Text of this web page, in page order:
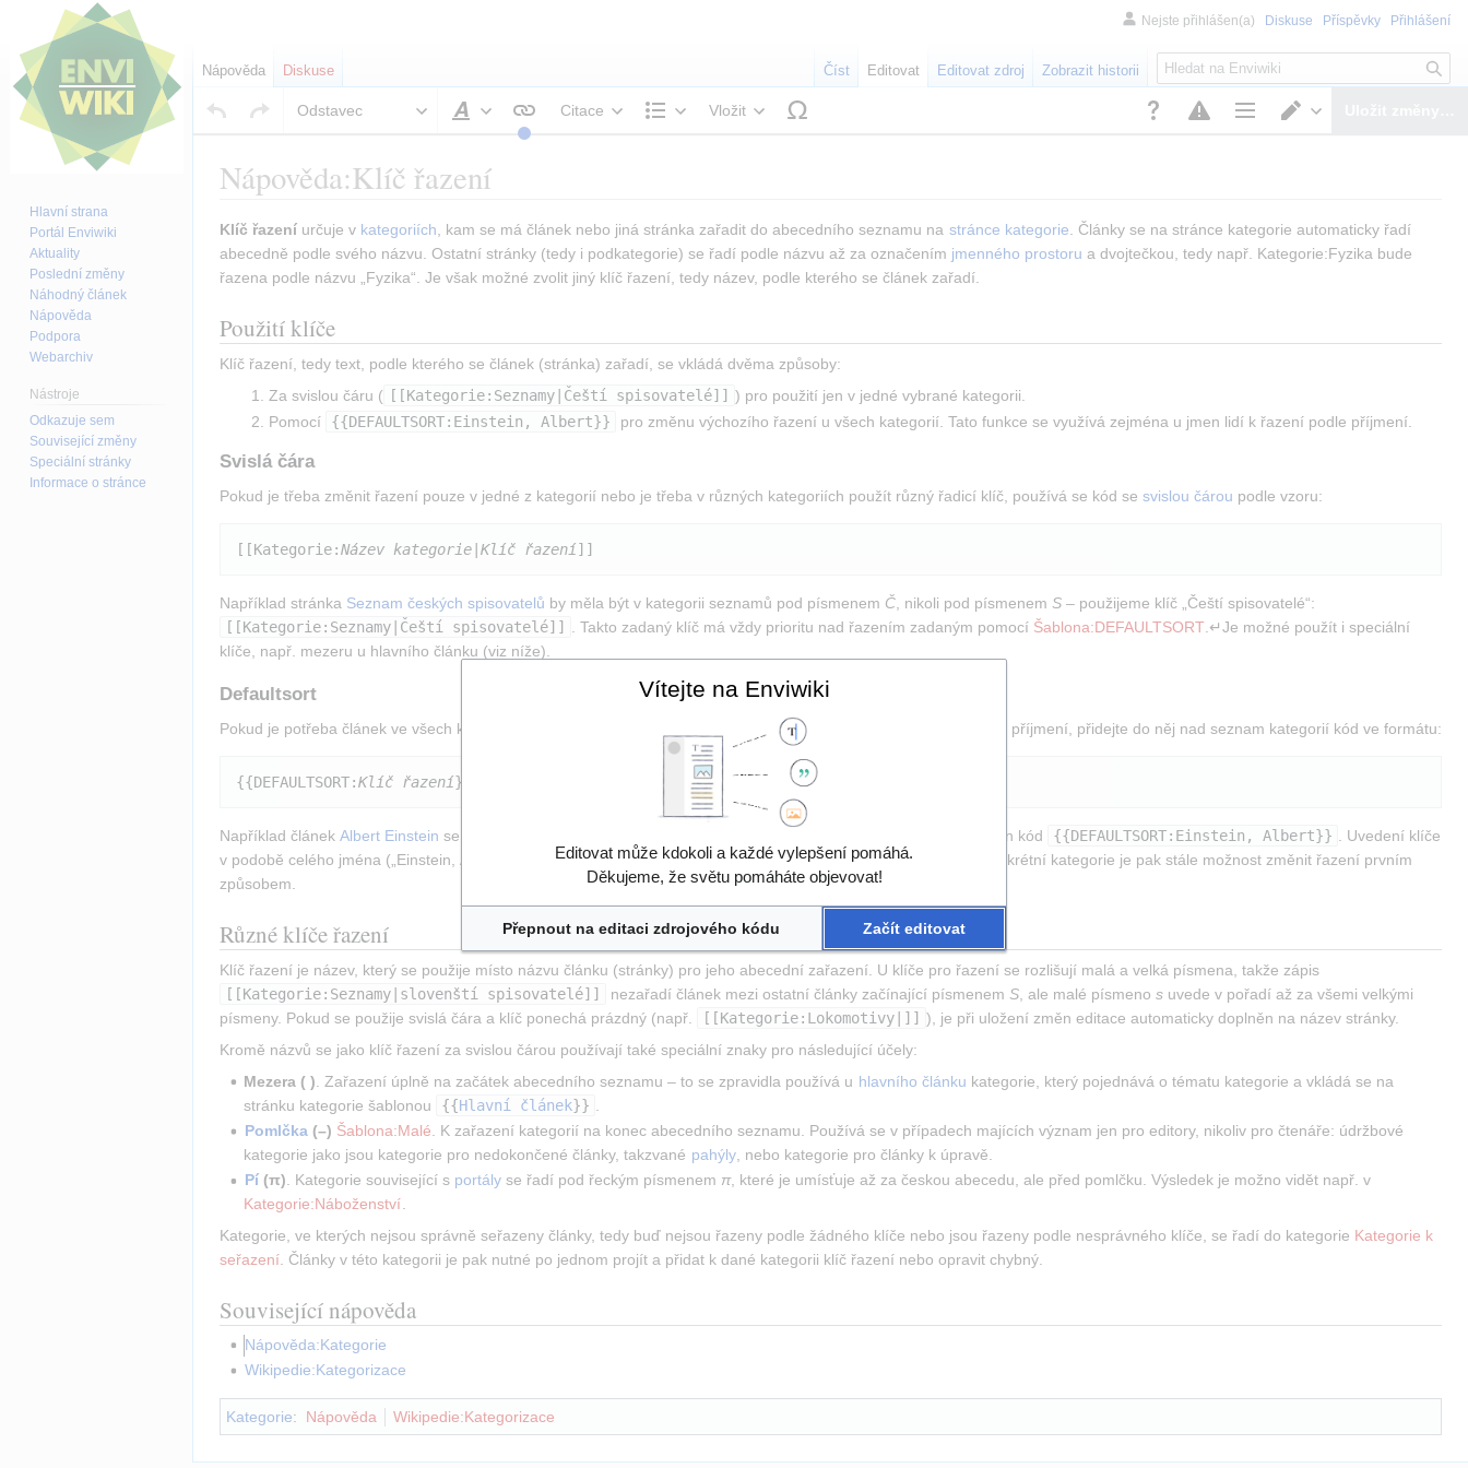
Odstavec
Styl textu
Citace
Vložit
Nápověda:Klíč řazení
Skočit
na
navigaci
Skočit
na
vyhledávání
Klíč řazení určuje v kategoriích, kam se má článek nebo jiná stránka zařadit do abecedního seznamu na stránce kategorie. Články se na stránce kategorie automaticky řadí
abecedně podle svého názvu. Ostatní stránky (tedy i podkategorie) se řadí podle názvu až za označením jmenného prostoru a dvojtečkou, tedy např. Kategorie:Fyzika bude
řazena podle názvu „Fyzika“. Je však možné zvolit jiný klíč řazení, tedy název, podle kterého se článek zařadí.
Použití klíče
Klíč řazení, tedy text, podle kterého se článek (stránka) zařadí, se vkládá dvěma způsoby:
Za svislou čáru (
[[Kategorie:Seznamy|Čeští spisovatelé]] ) pro použití jen v jedné vybrané kategorii.
Pomocí
{{DEFAULTSORT:Einstein, Albert}} pro změnu výchozího řazení u všech kategorií. Tato funkce se využívá zejména u jmen lidí k řazení podle příjmení.
Svislá čára
Pokud je třeba změnit řazení pouze v jedné z kategorií nebo je třeba v různých kategoriích použít různý řadicí klíč, používá se kód se svislou čárou podle vzoru:
[[Kategorie:Název kategorie Klíč řazení]]
Například stránka Seznam českých spisovatelů by měla být v kategorii seznamů pod písmenem Č, nikoli pod písmenem S
[[Kategorie:Seznamy|Čeští spisovatelé]]
. Takto zadaný klíč má vždy prioritu nad řazením zadaným pomocí Šablona:DEFAULTSORT.↵Je možné použít i speciální
klíče, např. mezeru u hlavního článku (viz níže).
Defaultsort
Pokud je potřeba článek ve všech kategorií řadit jinak než podle jeho názvu, nejčastěji u životopisných hesel podle příjmení, přidejte do něj nad seznam kategorií kód ve formátu:
{{DEFAULTSORT:Klíč řazení}}
Například článek Albert Einstein se bude vždy řadit pod písmeno , protože je do něj vložen kód {{DEFAULTSORT:Einstein, Albert}}
. Uvedení klíče
v podobě celého jména („Einstein, Albert“) je zajištěno správné pořadí před jmenovcem Carlem Einsteinem
. U konkrétní kategorie je pak stále možnost změnit řazení prvním
způsobem.
Různé klíče řazení
[[Kategorie:Seznamy|slovenští spisovatelé]]
nezařadí článek mezi ostatní články začínající písmenem S , ale malé písmeno s uvede v pořadí až za všemi velkými
písmeny. Pokud se použije svislá čára a klíč ponechá prázdný (např.
[[Kategorie:Lokomotivy|]] ), je při uložení změn editace automaticky doplněn na název stránky.
Kromě názvů se jako klíč řazení za svislou čárou používají také speciální znaky pro následující účely:
Mezera ( ) . Zařazení úplně na začátek abecedního seznamu – to se zpravidla používá u hlavního článku kategorie, který pojednává o tématu kategorie a vkládá se na
stránku kategorie šablonou
{{Hlavní článek}}
Pomlčka (–) Šablona:Malé . K zařazení kategorií na konec abecedního seznamu. Používá se v případech majících význam jen pro editory, nikoliv pro čtenáře: údržbové
kategorie jako jsou kategorie pro nedokončené články, takzvané pahýly, nebo kategorie pro články k úpravě.
Pí (π). Kategorie související s portály se řadí pod řeckým písmenem π, které je umísťuje až za českou abecedu, ale před pomlčku. Výsledek je možno vidět např. v
Kategorie:Náboženství.
Kategorie, ve kterých nejsou správně seřazeny články, tedy buď nejsou řazeny podle žádného klíče nebo jsou řazeny podle nesprávného klíče, se řadí do kategorie Kategorie k
seřazení. Články v této kategorii je pak nutné po jednom projít a přidat k dané kategorii klíč řazení nebo opravit chybný.
Související nápověda
Nápověda:Kategorie
Wikipedie:Kategorizace
Kategorie: Nápověda Wikipedie:Kategorizace
Nejste přihlášen(a) Diskuse Příspěvky Přihlášení
Nápověda Diskuse Číst Editovat Editovat zdroj Zobrazit historii
H
l
e
Hlavní strana
Portál Enviwiki
Aktuality
Poslední změny
Náhodný článek
Nápověda
Podpora
Webarchiv
Nástroje
Odkazuje sem
Související změny
Speciální stránky
Informace o stránce
Vítejte na Enviwiki
Editovat může kdokoli a každé vylepšení pomáhá.
Děkujeme, že světu pomáháte objevovat!
Přepnout na editaci zdrojového kódu Začít editovat